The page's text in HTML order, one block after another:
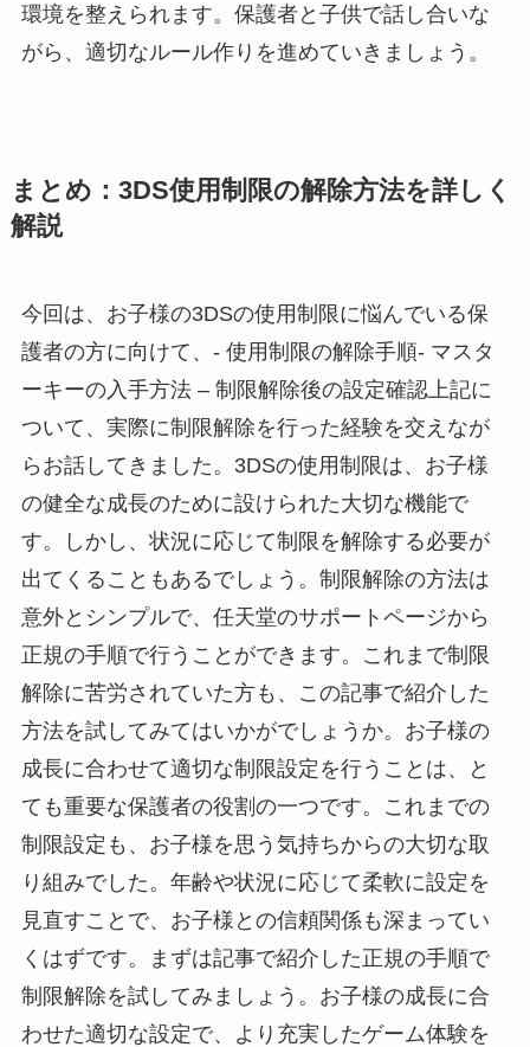
環境を整えられます。保護者と子供で話し合いな
がら、適切なルール作りを進めていきましょう。
まとめ：3DS使用制限の解除方法を詳しく
解説
今回は、お子様の3DSの使用制限に悩んでいる保
護者の方に向けて、- 使用制限の解除手順- マスタ
ーキーの入手方法 – 制限解除後の設定確認上記に
ついて、実際に制限解除を行った経験を交えなが
らお話してきました。3DSの使用制限は、お子様
の健全な成長のために設けられた大切な機能で
す。しかし、状況に応じて制限を解除する必要が
出てくることもあるでしょう。制限解除の方法は
意外とシンプルで、任天堂のサポートページから
正規の手順で行うことができます。これまで制限
解除に苦労されていた方も、この記事で紹介した
方法を試してみてはいかがでしょうか。お子様の
成長に合わせて適切な制限設定を行うことは、と
ても重要な保護者の役割の一つです。これまでの
制限設定も、お子様を思う気持ちからの大切な取
り組みでした。年齢や状況に応じて柔軟に設定を
見直すことで、お子様との信頼関係も深まってい
くはずです。まずは記事で紹介した正規の手順で
制限解除を試してみましょう。お子様の成長に合
わせた適切な設定で、より充実したゲーム体験を